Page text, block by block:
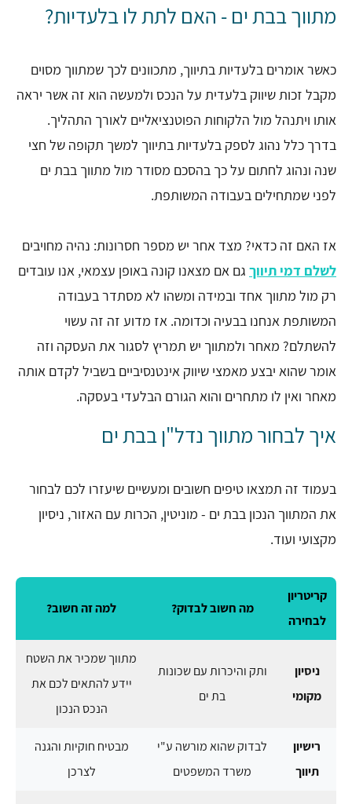
מתווך בבת ים - האם לתת לו בלעדיות?
כאשר אומרים בלעדיות בתיווך, מתכוונים לכך שמתווך מסוים
מקבל זכות שיווק בלעדית על הנכס ולמעשה הוא זה אשר יראה
אותו ויתנהל מול הלקוחות הפוטנציאליים לאורך התהליך.
בדרך כלל נהוג לספק בלעדיות בתיווך למשך תקופה של חצי
שנה ונהוג לחתום על כך בהסכם מסודר מול מתווך בבת ים
לפני שמתחילים בעבודה המשותפת.
אז האם זה כדאי? מצד אחר יש מספר חסרונות: נהיה מחויבים
לשלם דמי תיווך גם אם מצאנו קונה באופן עצמאי, אנו עובדים
רק מול מתווך אחד ובמידה ומשהו לא מסתדר בעבודה
המשותפת אנחנו בבעיה וכדומה. אז מדוע זה זה עשוי
להשתלם? מאחר ולמתווך יש תמריץ לסגור את העסקה וזה
אומר שהוא יבצע מאמצי שיווק אינטנסיביים בשביל לקדם אותה
מאחר ואין לו מתחרים והוא הגורם הבלעדי בעסקה.
איך לבחור מתווך נדל"ן בבת ים
בעמוד זה תמצאו טיפים חשובים ומעשיים שיעזרו לכם לבחור
את המתווך הנכון בבת ים - מוניטין, הכרות עם האזור, ניסיון
מקצועי ועוד.
קריטריון
לבחירה
מה חשוב לבדוק? למה זה חשוב?
ניסיון
מקומי
ותק והיכרות עם שכונות
בת ים
מתווך שמכיר את השטח
יידע להתאים לכם את
הנכס הנכון
רישיון
תיווך
לבדוק שהוא מורשה ע"י
משרד המשפטים
מבטיח חוקיות והגנה
לצרכן